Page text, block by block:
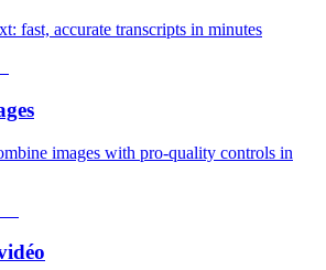
fast, accurate transcripts in minutes
images with pro-quality controls in